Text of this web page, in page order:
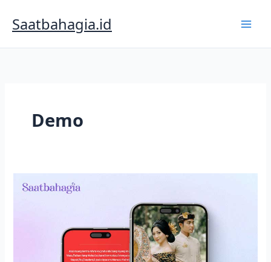
kontenSaatbahagia.id
Demo